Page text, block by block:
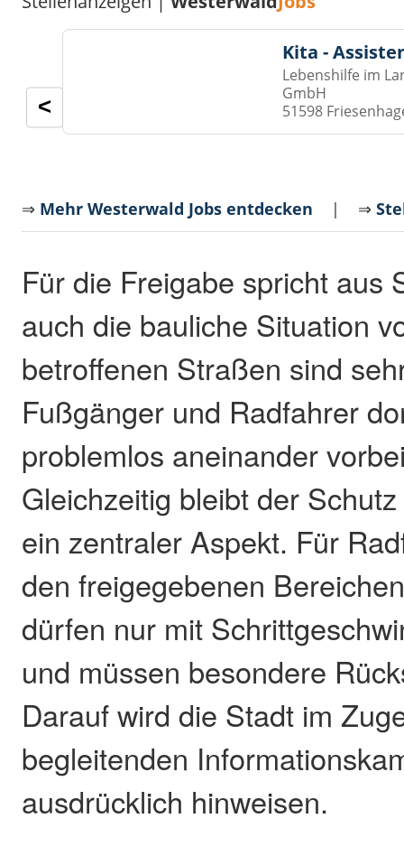
Kita -
Lebenshilfe im
GmbH
51598
<
⇒ Mehr Westerwald Jobs entdecken | ⇒
Für die Freigabe spricht aus
auch die bauliche Situation
betroffenen Straßen sind
Fußgänger und Radfahrer
problemlos aneinander
Gleichzeitig bleibt der
ein zentraler Aspekt. Für
den freigegebenen
dürfen nur mit
und müssen besondere
Darauf wird die Stadt im
begleitenden
ausdrücklich hinweisen.